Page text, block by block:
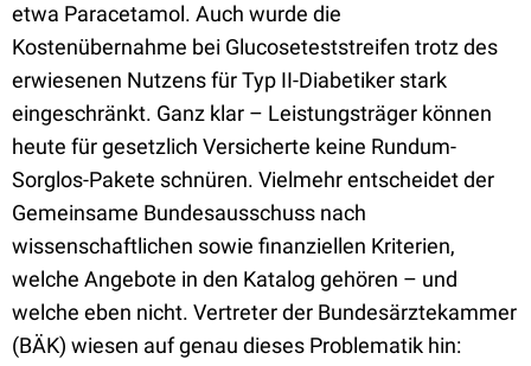
etwa Paracetamol. Auch wurde die
Kostenübernahme bei Glucoseteststreifen trotz des
erwiesenen Nutzens für Typ II-Diabetiker stark
eingeschränkt. Ganz klar – Leistungsträger können
heute für gesetzlich Versicherte keine Rundum-
Sorglos-Pakete schnüren. Vielmehr entscheidet der
Gemeinsame Bundesausschuss nach
wissenschaftlichen sowie finanziellen Kriterien,
welche Angebote in den Katalog gehören – und
welche eben nicht. Vertreter der Bundesärztekammer
(BÄK) wiesen auf genau dieses Problematik hin: